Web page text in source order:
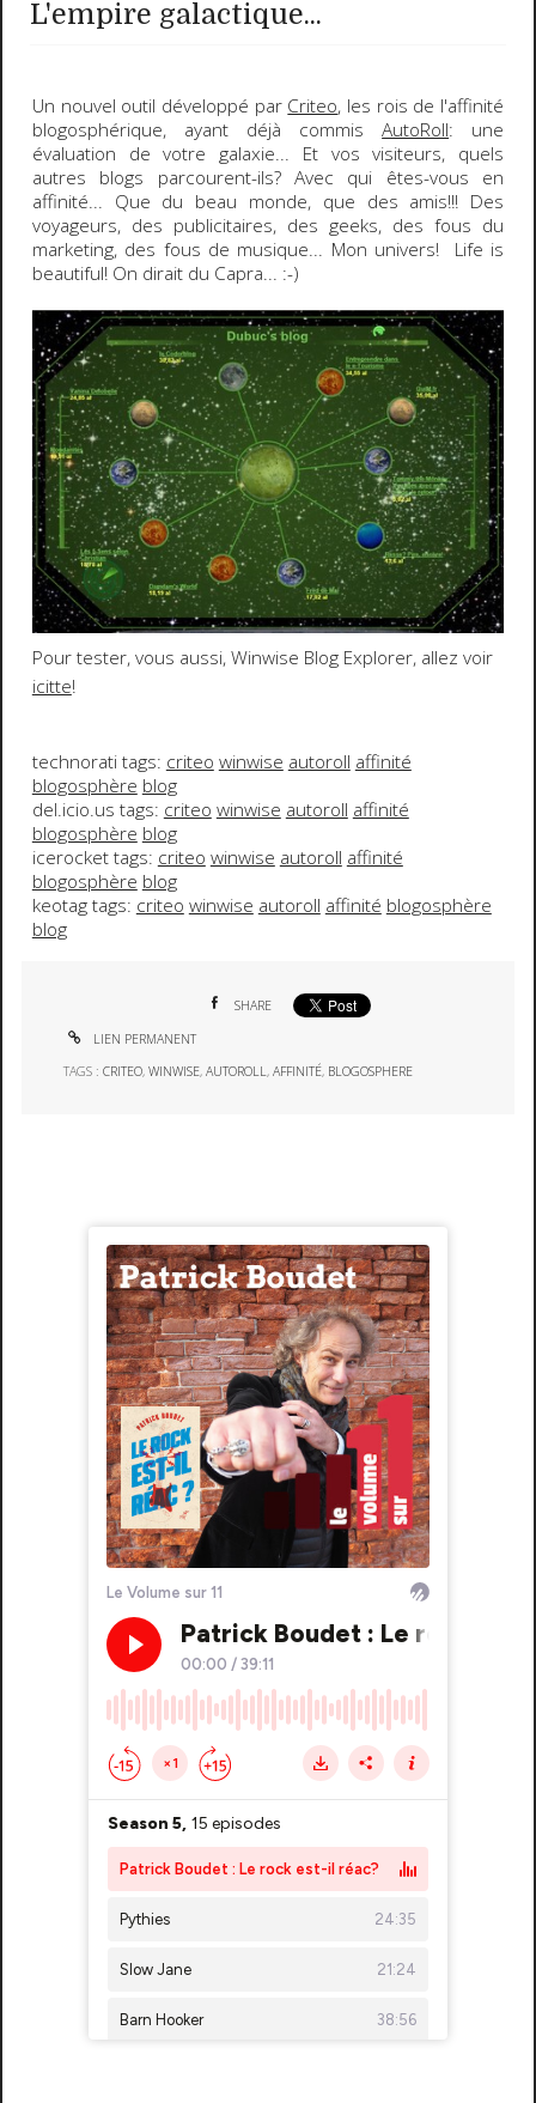
L'empire galactique...
Un nouvel outil développé par Criteo, les rois de l'affinité
blogosphérique, ayant déjà commisAutoRoll: une
évaluation de votre galaxie... Et vos visiteurs, quels
autres blogs parcourent-ils? Avec qui êtes-vous en
affinité... Que du beau monde, que des amis!!! Des
voyageurs, des publicitaires, des geeks, des fous du
marketing, des fous de musique... Mon univers! Life is
beautiful! On dirait du Capra... :-)
Pour tester, vous aussi,Winwise Blog Explorer, allez voir
icitte!
technorati tags: criteo winwise autoroll affinité
blogosphère blog
del.icio.us tags: criteo winwise autoroll affinité
blogosphère blog
icerocket tags: criteo winwise autoroll affinité
blogosphère blog
keotag tags: criteo winwise autoroll affinité blogosphère
blog
SHARE
LIEN PERMANENT
TAGS :CRITEO,WINWISE,AUTOROLL,AFFINITÉ, BLOGOSPHERE